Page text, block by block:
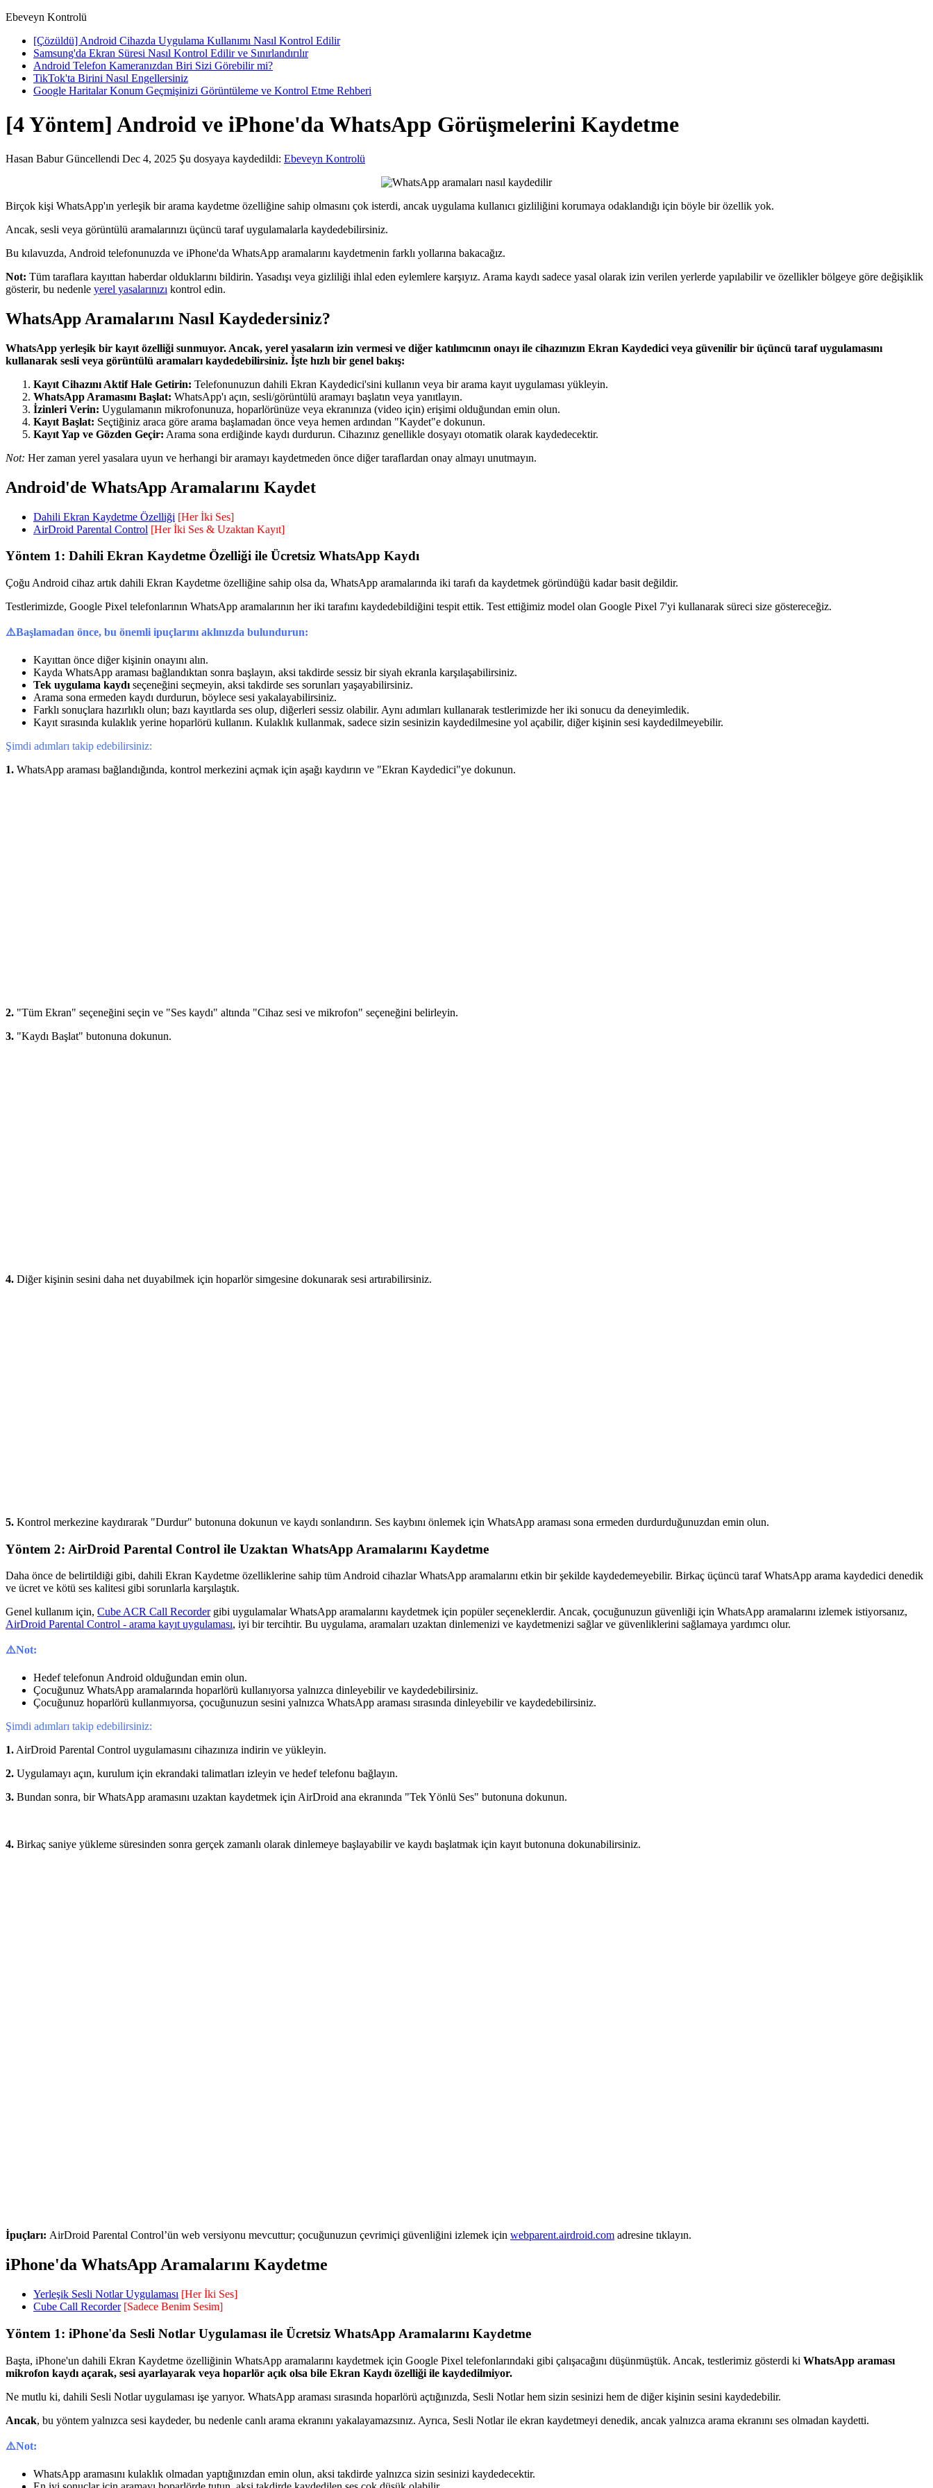
Ebeveyn Kontrolü
[Çözüldü] Android Cihazda Uygulama Kullanımı Nasıl Kontrol Edilir
Samsung'da Ekran Süresi Nasıl Kontrol Edilir ve Sınırlandırılır
Android Telefon Kameranızdan Biri Sizi Görebilir mi?
TikTok'ta Birini Nasıl Engellersiniz
Google Haritalar Konum Geçmişinizi Görüntüleme ve Kontrol Etme Rehberi
[4 Yöntem] Android ve iPhone'da WhatsApp Görüşmelerini Kaydetme
Hasan BaburGüncellendi Dec 4, 2025 Şu dosyaya kaydedildi: Ebeveyn Kontrolü
Birçok kişi WhatsApp'ın yerleşik bir arama kaydetme özelliğine sahip olmasını çok isterdi, ancak uygulama kullanıcı gizliliğini korumaya odaklandığı için böyle bir özellik yok.
Ancak, sesli veya görüntülü aramalarınızı üçüncü taraf uygulamalarla kaydedebilirsiniz.
Bu kılavuzda, Android telefonunuzda ve iPhone'da WhatsApp aramalarını kaydetmenin farklı yollarına bakacağız.
Not: Tüm taraflara kayıttan haberdar olduklarını bildirin. Yasadışı veya gizliliği ihlal eden eylemlere karşıyız. Arama kaydı sadece yasal olarak izin verilen yerlerde yapılabilir ve özellikler bölgeye göre değişiklik
gösterir, bu nedenle yerel yasalarınızı kontrol edin.
WhatsApp Aramalarını Nasıl Kaydedersiniz?
WhatsApp yerleşik bir kayıt özelliği sunmuyor. Ancak, yerel yasaların izin vermesi ve diğer katılımcının onayı ile cihazınızın Ekran Kaydedici veya güvenilir bir üçüncü taraf uygulamasını
kullanarak sesli veya görüntülü aramaları kaydedebilirsiniz. İşte hızlı bir genel bakış:
Kayıt Cihazını Aktif Hale Getirin: Telefonunuzun dahili Ekran Kaydedici'sini kullanın veya bir arama kayıt uygulaması yükleyin.
WhatsApp Aramasını Başlat: WhatsApp'ı açın, sesli/görüntülü aramayı başlatın veya yanıtlayın.
İzinleri Verin: Uygulamanın mikrofonunuza, hoparlörünüze veya ekranınıza (video için) erişimi olduğundan emin olun.
Kayıt Başlat: Seçtiğiniz araca göre arama başlamadan önce veya hemen ardından "Kaydet"e dokunun.
Kayıt Yap ve Gözden Geçir: Arama sona erdiğinde kaydı durdurun. Cihazınız genellikle dosyayı otomatik olarak kaydedecektir.
Not: Her zaman yerel yasalara uyun ve herhangi bir aramayı kaydetmeden önce diğer taraflardan onay almayı unutmayın.
Android'de WhatsApp Aramalarını Kaydet
Dahili Ekran Kaydetme Özelliği [Her İki Ses]
AirDroid Parental Control [Her İki Ses & Uzaktan Kayıt]
Yöntem 1: Dahili Ekran Kaydetme Özelliği ile Ücretsiz WhatsApp Kaydı
Çoğu Android cihaz artık dahili Ekran Kaydetme özelliğine sahip olsa da, WhatsApp aramalarında iki tarafı da kaydetmek göründüğü kadar basit değildir.
Testlerimizde, Google Pixel telefonlarının WhatsApp aramalarının her iki tarafını kaydedebildiğini tespit ettik. Test ettiğimiz model olan Google Pixel 7'yi kullanarak süreci size göstereceğiz.
⚠️Başlamadan önce, bu önemli ipuçlarını aklınızda bulundurun:
Kayıttan önce diğer kişinin onayını alın.
Kayda WhatsApp araması bağlandıktan sonra başlayın, aksi takdirde sessiz bir siyah ekranla karşılaşabilirsiniz.
Tek uygulama kaydı seçeneğini seçmeyin, aksi takdirde ses sorunları yaşayabilirsiniz.
Arama sona ermeden kaydı durdurun, böylece sesi yakalayabilirsiniz.
Farklı sonuçlara hazırlıklı olun; bazı kayıtlarda ses olup, diğerleri sessiz olabilir. Aynı adımları kullanarak testlerimizde her iki sonucu da deneyimledik.
Kayıt sırasında kulaklık yerine hoparlörü kullanın. Kulaklık kullanmak, sadece sizin sesinizin kaydedilmesine yol açabilir, diğer kişinin sesi kaydedilmeyebilir.
Şimdi adımları takip edebilirsiniz:
1. WhatsApp araması bağlandığında, kontrol merkezini açmak için aşağı kaydırın ve "Ekran Kaydedici"ye dokunun.
2. "Tüm Ekran" seçeneğini seçin ve "Ses kaydı" altında "Cihaz sesi ve mikrofon" seçeneğini belirleyin.
3. "Kaydı Başlat" butonuna dokunun.
4. Diğer kişinin sesini daha net duyabilmek için hoparlör simgesine dokunarak sesi artırabilirsiniz.
5. Kontrol merkezine kaydırarak "Durdur" butonuna dokunun ve kaydı sonlandırın. Ses kaybını önlemek için WhatsApp araması sona ermeden durdurduğunuzdan emin olun.
Yöntem 2: AirDroid Parental Control ile Uzaktan WhatsApp Aramalarını Kaydetme
Daha önce de belirtildiği gibi, dahili Ekran Kaydetme özelliklerine sahip tüm Android cihazlar WhatsApp aramalarını etkin bir şekilde kaydedemeyebilir. Birkaç üçüncü taraf WhatsApp arama kaydedici denedik
ve ücret ve kötü ses kalitesi gibi sorunlarla karşılaştık.
Genel kullanım için, Cube ACR Call Recordergibi uygulamalar WhatsApp aramalarını kaydetmek için popüler seçeneklerdir. Ancak, çocuğunuzun güvenliği için WhatsApp aramalarını izlemek istiyorsanız,
AirDroid Parental Control - arama kayıt uygulaması, iyi bir tercihtir. Bu uygulama, aramaları uzaktan dinlemenizi ve kaydetmenizi sağlar ve güvenliklerini sağlamaya yardımcı olur.
⚠️Not:
Hedef telefonun Android olduğundan emin olun.
Çocuğunuz WhatsApp aramalarında hoparlörü kullanıyorsa yalnızca dinleyebilir ve kaydedebilirsiniz.
Çocuğunuz hoparlörü kullanmıyorsa, çocuğunuzun sesini yalnızca WhatsApp araması sırasında dinleyebilir ve kaydedebilirsiniz.
Şimdi adımları takip edebilirsiniz:
1. AirDroid Parental Control uygulamasını cihazınıza indirin ve yükleyin.
2. Uygulamayı açın, kurulum için ekrandaki talimatları izleyin ve hedef telefonu bağlayın.
3. Bundan sonra, bir WhatsApp aramasını uzaktan kaydetmek için AirDroid ana ekranında "Tek Yönlü Ses" butonuna dokunun.
4. Birkaç saniye yükleme süresinden sonra gerçek zamanlı olarak dinlemeye başlayabilir ve kaydı başlatmak için kayıt butonuna dokunabilirsiniz.
İpuçları: AirDroid Parental Control’ün web versiyonu mevcuttur; çocuğunuzun çevrimiçi güvenliğini izlemek için webparent.airdroid.com adresine tıklayın.
iPhone'da WhatsApp Aramalarını Kaydetme
Yerleşik Sesli Notlar Uygulaması [Her İki Ses]
Cube Call Recorder [Sadece Benim Sesim]
Yöntem 1: iPhone'da Sesli Notlar Uygulaması ile Ücretsiz WhatsApp Aramalarını Kaydetme
Başta, iPhone'un dahili Ekran Kaydetme özelliğinin WhatsApp aramalarını kaydetmek için Google Pixel telefonlarındaki gibi çalışacağını düşünmüştük. Ancak, testlerimiz gösterdi ki WhatsApp araması
mikrofon kaydı açarak, sesi ayarlayarak veya hoparlör açık olsa bile Ekran Kaydı özelliği ile kaydedilmiyor.
Ne mutlu ki, dahili Sesli Notlar uygulaması işe yarıyor. WhatsApp araması sırasında hoparlörü açtığınızda, Sesli Notlar hem sizin sesinizi hem de diğer kişinin sesini kaydedebilir.
Ancak, bu yöntem yalnızca sesi kaydeder, bu nedenle canlı arama ekranını yakalayamazsınız. Ayrıca, Sesli Notlar ile ekran kaydetmeyi denedik, ancak yalnızca arama ekranını ses olmadan kaydetti.
⚠️Not:
WhatsApp aramasını kulaklık olmadan yaptığınızdan emin olun, aksi takdirde yalnızca sizin sesinizi kaydedecektir.